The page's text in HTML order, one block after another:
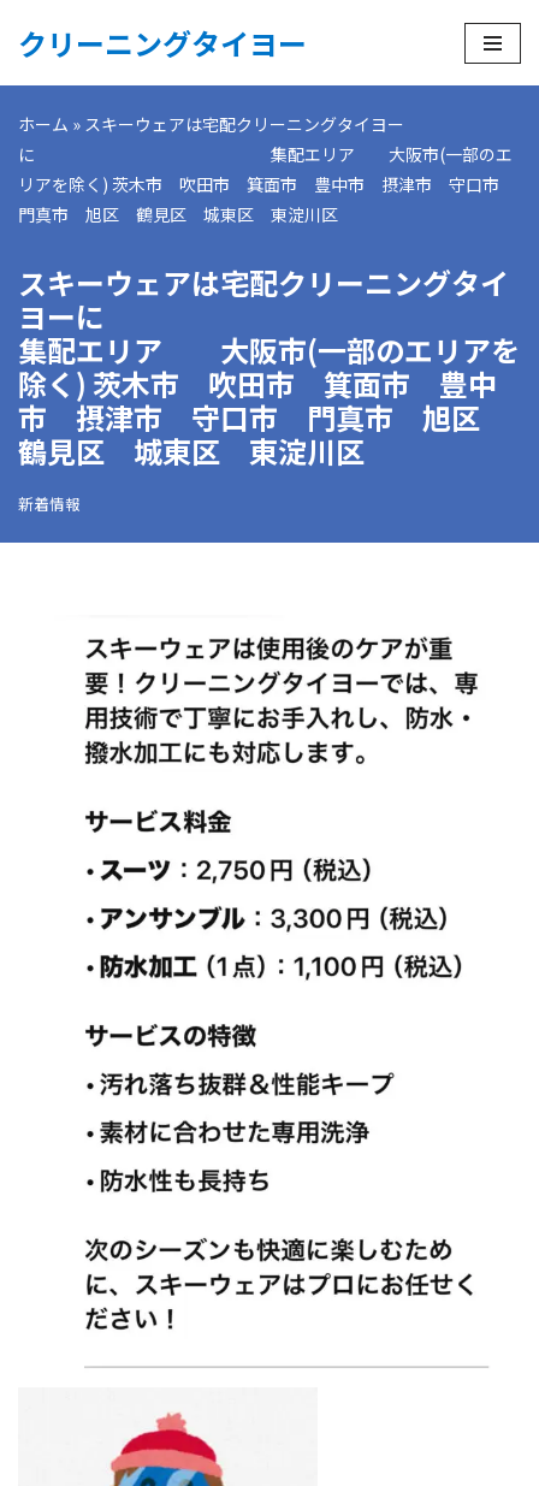
コ
テ
ン
ツ
へ
キ
ッ
プ
クリーニングタイヨー
ホーム » スキーウェアは宅配クリーニングタイヨー
に 集配エリア 大阪市(一部のエ
リアを除く) 茨木市 吹田市 箕面市 豊中市 摂津市 守口市
門真市 旭区 鶴見区 城東区 東淀川区
スキーウェアは宅配クリーニングタイ
ヨーに
集配エリア 大阪市(一部のエリアを
除く) 茨木市 吹田市 箕面市 豊中
市 摂津市 守口市 門真市 旭区
鶴見区 城東区 東淀川区
新着情報